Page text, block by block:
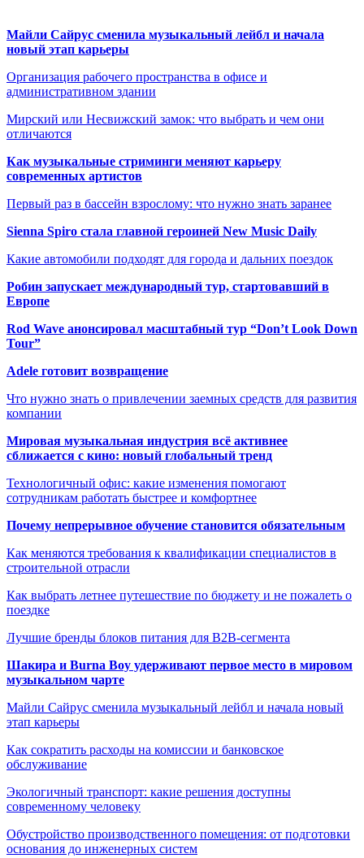
Майли Сайрус сменила музыкальный лейбл и начала
новый этап карьеры
Организация рабочего пространства в офисе и
административном здании
Мирский или Несвижский замок: что выбрать и чем они
отличаются
Как музыкальные стриминги меняют карьеру
современных артистов
Первый раз в бассейн взрослому: что нужно знать заранее
Sienna Spiro стала главной героиней New Music Daily
Какие автомобили подходят для города и дальних поездок
Робин запускает международный тур, стартовавший в
Европе
Rod Wave анонсировал масштабный тур “Don’t Look Down
Tour”
Adele готовит возвращение
Что нужно знать о привлечении заемных средств для развития
компании
Мировая музыкальная индустрия всё активнее
сближается с кино: новый глобальный тренд
Технологичный офис: какие изменения помогают
сотрудникам работать быстрее и комфортнее
Почему непрерывное обучение становится обязательным
Как меняются требования к квалификации специалистов в
строительной отрасли
Как выбрать летнее путешествие по бюджету и не пожалеть о
поездке
Лучшие бренды блоков питания для B2B-сегмента
Шакира и Burna Boy удерживают первое место в мировом
музыкальном чарте
Майли Сайрус сменила музыкальный лейбл и начала новый
этап карьеры
Как сократить расходы на комиссии и банковское
обслуживание
Экологичный транспорт: какие решения доступны
современному человеку
Обустройство производственного помещения: от подготовки
основания до инженерных систем